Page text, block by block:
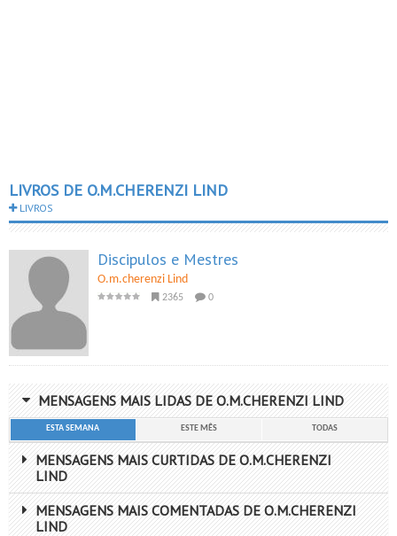
LIVROS DE O.M.CHERENZI LIND
LIVROS
Discipulos e Mestres
O.m.cherenzi Lind
2365 0
MENSAGENS MAIS LIDAS DE O.M.CHERENZI LIND
ESTA SEMANA ESTE MÊS TODAS
MENSAGENS MAIS CURTIDAS DE O.M.CHERENZI
LIND
MENSAGENS MAIS COMENTADAS DE O.M.CHERENZI
LIND